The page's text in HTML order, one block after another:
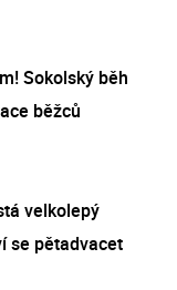
Sokolský běh
běžců
velkolepý
se pětadvacet